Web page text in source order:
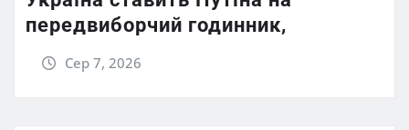
передвиборчий годинник,
Сер 7, 2026